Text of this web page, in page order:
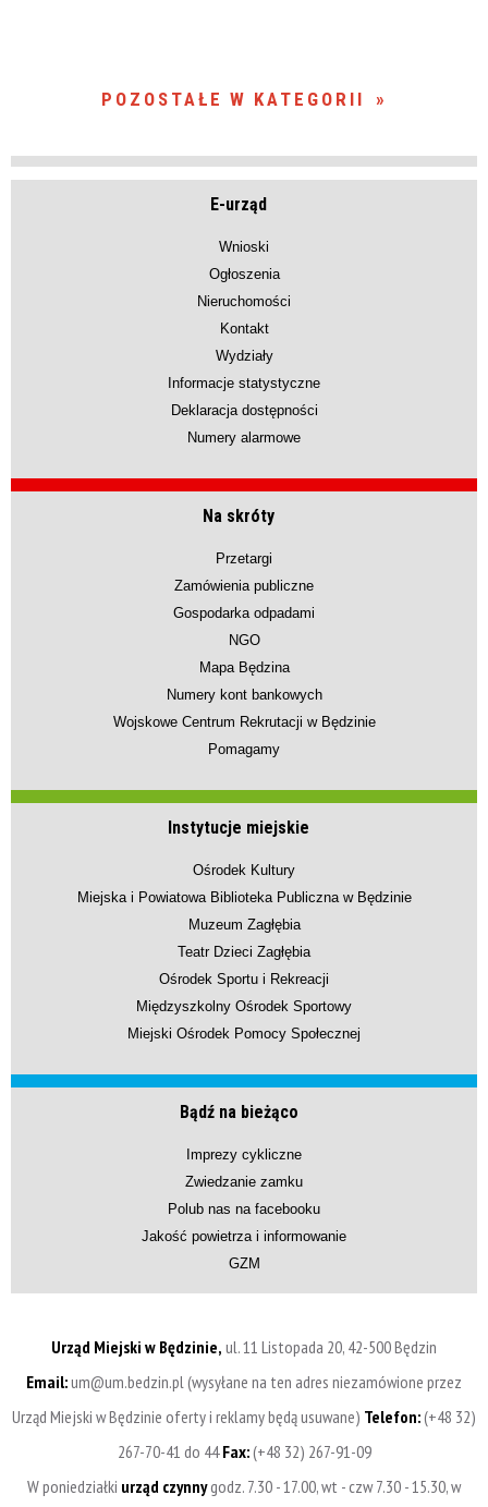
POZOSTAŁE W KATEGORII
E-urząd
Wnioski
Ogłoszenia
Nieruchomości
Kontakt
Wydziały
Informacje statystyczne
Deklaracja dostępności
Numery alarmowe
Na skróty
Przetargi
Zamówienia publiczne
Gospodarka odpadami
NGO
Mapa Będzina
Numery kont bankowych
Wojskowe Centrum Rekrutacji w Będzinie
Pomagamy
Instytucje miejskie
Ośrodek Kultury
Miejska i Powiatowa Biblioteka Publiczna w Będzinie
Muzeum Zagłębia
Teatr Dzieci Zagłębia
Ośrodek Sportu i Rekreacji
Międzyszkolny Ośrodek Sportowy
Miejski Ośrodek Pomocy Społecznej
Bądź na bieżąco
Imprezy cykliczne
Zwiedzanie zamku
Polub nas na facebooku
Jakość powietrza i informowanie
GZM
Urząd Miejski w Będzinie, ul. 11 Listopada 20, 42-500 Będzin
Email:um@um.bedzin.pl (wysyłane na ten adres niezamówione przez
Urząd Miejski w Będzinie oferty i reklamy będą usuwane) Telefon:(+48 32)
267-70-41 do 44Fax:(+48 32) 267-91-09
W poniedziałki urząd czynnygodz. 7.30 - 17.00, wt - czw 7.30 - 15.30, w